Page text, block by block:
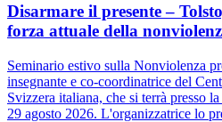
Disarmare il presente –
forza attuale della
Seminario estivo sulla Nonviolenza
insegnante e co-coordinatrice del
Svizzera italiana, che si terrà presso
29 agosto 2026. L'organizzatrice lo